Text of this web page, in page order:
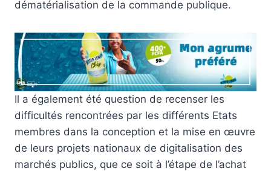
dématérialisation de la commande publique.
Il a également été question de recenser les
difficultés rencontrées par les différents Etats
membres dans la conception et la mise en œuvre
de leurs projets nationaux de digitalisation des
marchés publics, que ce soit à l’étape de l’achat